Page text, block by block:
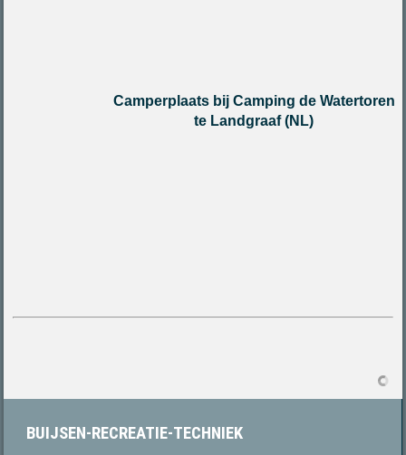
Camperplaats bij Camping de Watertoren
te Landgraaf (NL)
BUIJSEN-RECREATIE-TECHNIEK